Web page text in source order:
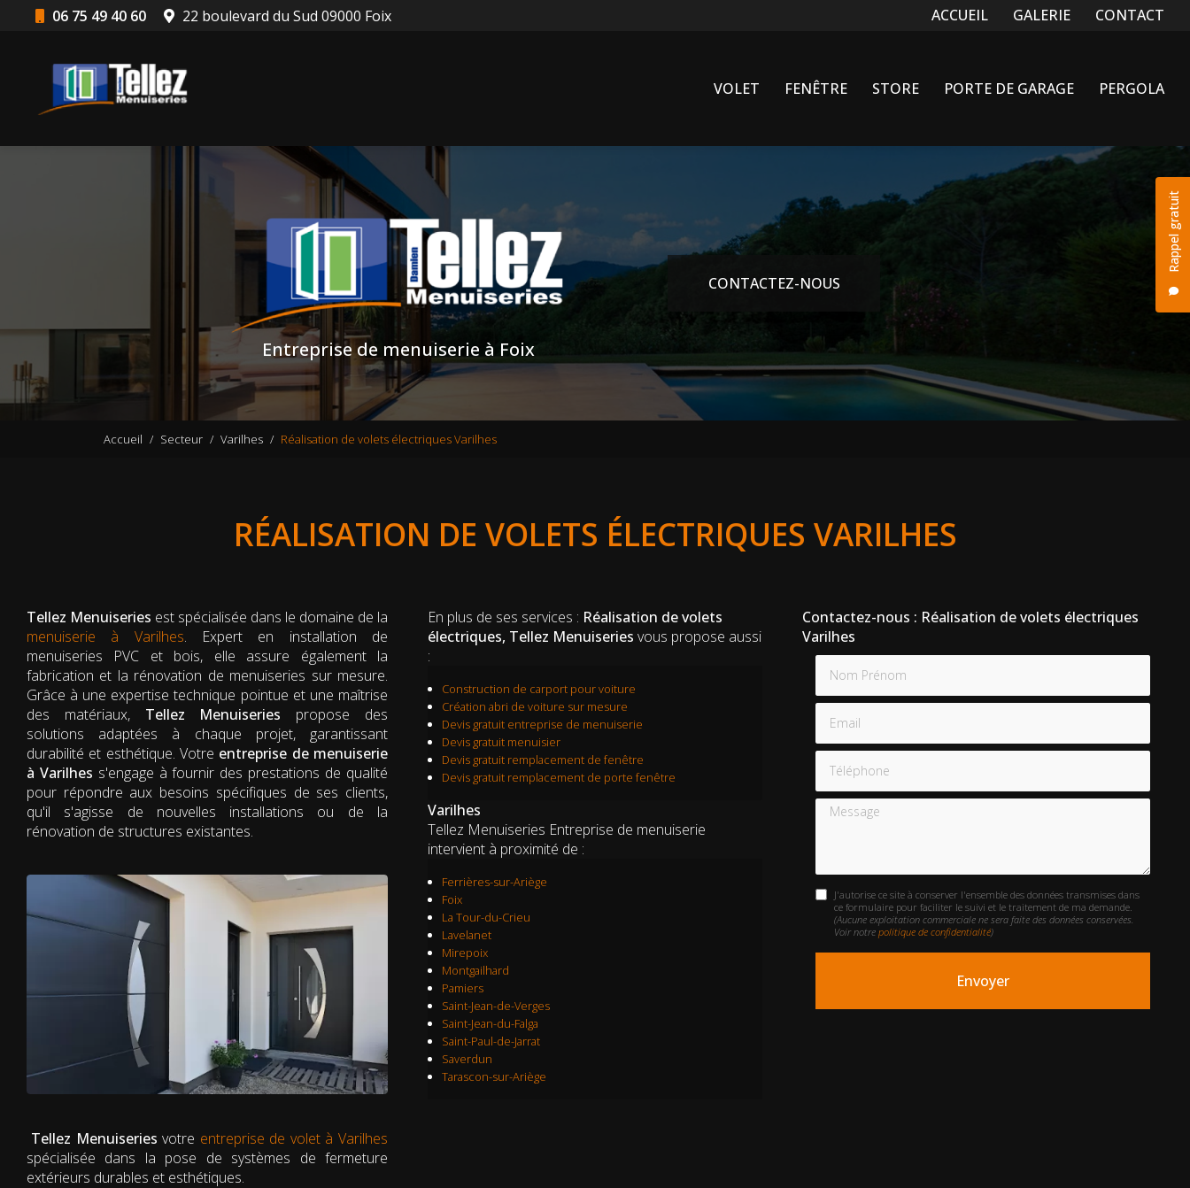
06 75 49 40 60 22 boulevard du Sud 09000 Foix Navigation secondaire
ACCUEIL GALERIE CONTACT
Rappel gratuit
VOLET FENÊTRE STORE PORTE DE GARAGE PERGOLA
Entreprise de menuiserie à Foix
CONTACTEZ-NOUS
Accueil Secteur Varilhes Réalisation de volets électriques Varilhes
RÉALISATION DE VOLETS ÉLECTRIQUES VARILHES
Tellez Menuiseries est spécialisée dans le domaine de la
menuiserie à Varilhes. Expert en installation de
menuiseries PVC et bois, elle assure également la
fabrication et la rénovation de menuiseries sur mesure.
Grâce à une expertise technique pointue et une maîtrise
des matériaux, Tellez Menuiseries propose des
solutions adaptées à chaque projet, garantissant
durabilité et esthétique. Votre entreprise de menuiserie
à Varilhes s'engage à fournir des prestations de qualité
pour répondre aux besoins spécifiques de ses clients,
qu'il s'agisse de nouvelles installations ou de la
rénovation de structures existantes.
Tellez Menuiseries votre entreprise de volet à Varilhes
spécialisée dans la pose de systèmes de fermeture
extérieurs durables et esthétiques.
En plus de ses services : Réalisation de volets
électriques, Tellez Menuiseries vous propose aussi
:
Construction de carport pour voiture
Création abri de voiture sur mesure
Devis gratuit entreprise de menuiserie
Devis gratuit menuisier
Devis gratuit remplacement de fenêtre
Devis gratuit remplacement de porte fenêtre
Varilhes
Tellez Menuiseries Entreprise de menuiserie
intervient à proximité de :
Ferrières-sur-Ariège
Foix
La Tour-du-Crieu
Lavelanet
Mirepoix
Montgailhard
Pamiers
Saint-Jean-de-Verges
Saint-Jean-du-Falga
Saint-Paul-de-Jarrat
Saverdun
Tarascon-sur-Ariège
Contactez-nous : Réalisation de volets électriques
Varilhes
Nom Prénom
Email
Téléphone
Message
J'autorise ce site à conserver l'ensemble des données transmises dans
ce formulaire pour faciliter le suivi et le traitement de ma demande.
(Aucune exploitation commerciale ne sera faite des données conservées.
Voir notre politique de confidentialité)